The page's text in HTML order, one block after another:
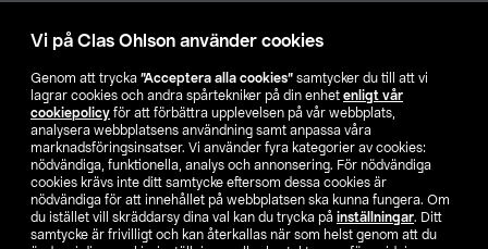
Vi på Clas Ohlson använder cookies
Genom att trycka ”Acceptera alla cookies” samtycker du till att vi
lagrar cookies och andra spårtekniker på din enhet enligt vår
cookiepolicy för att förbättra upplevelsen på vår webbplats,
analysera webbplatsens användning samt anpassa våra
marknadsföringsinsatser. Vi använder fyra kategorier av cookies:
nödvändiga, funktionella, analys och annonsering. För nödvändiga
cookies krävs inte ditt samtycke eftersom dessa cookies är
nödvändiga för att innehållet på webbplatsen ska kunna fungera. Om
du istället vill skräddarsy dina val kan du trycka på inställningar. Ditt
samtycke är frivilligt och kan återkallas när som helst genom att du
Hitta butik
SE NO FI